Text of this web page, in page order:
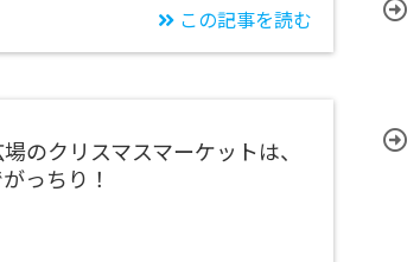
この記事を読む
のクリスマスマーケットは、
っちり！